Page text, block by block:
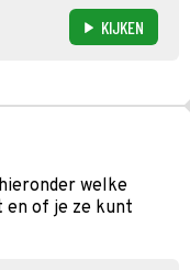
KIJKEN
welke
en of je ze kunt